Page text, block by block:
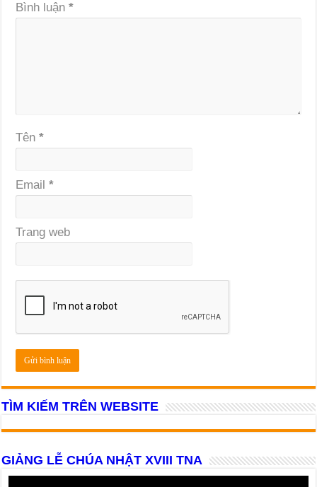
Bình luận*
Tên*
Email*
Trang web
TÌM KIẾM TRÊN WEBSITE
GIẢNG LỄ CHÚA NHẬT XVIII TNA